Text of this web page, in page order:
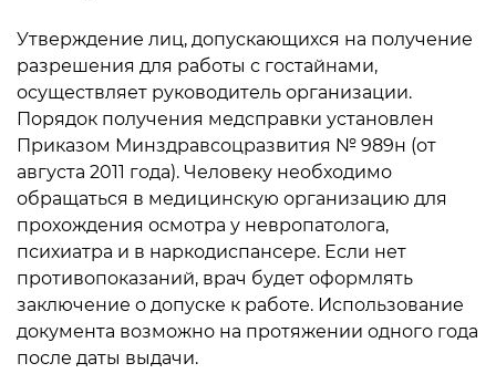
Утверждение лиц, допускающихся на получение
разрешения для работы с гостайнами,
осуществляет руководитель организации.
Порядок получения медсправки установлен
Приказом Минздравсоцразвития № 989н (от
августа 2011 года). Человеку необходимо
обращаться в медицинскую организацию для
прохождения осмотра у невропатолога,
психиатра и в наркодиспансере. Если нет
противопоказаний, врач будет оформлять
заключение о допуске к работе. Использование
документа возможно на протяжении одного года
после даты выдачи.